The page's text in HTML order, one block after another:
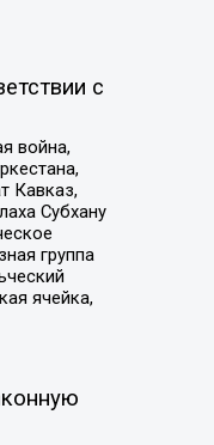
с
война,
Кавказ,
Субхану
группа
ячейка,